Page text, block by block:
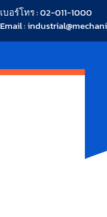
เบอร์โทร : 02-011-1000
Email :